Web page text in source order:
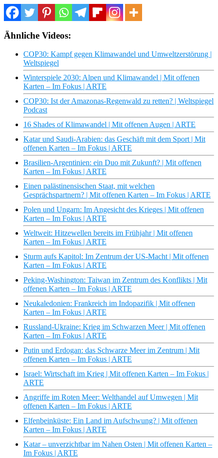
Ähnliche Videos:
COP30: Kampf gegen Klimawandel und Umweltzerstörung |
Weltspiegel
Winterspiele 2030: Alpen und Klimawandel | Mit offenen
Karten – Im Fokus | ARTE
COP30: Ist der Amazonas-Regenwald zu retten? | Weltspiegel
Podcast
16 Shades of Klimawandel | Mit offenen Augen | ARTE
Katar und Saudi-Arabien: das Geschäft mit dem Sport | Mit
offenen Karten – Im Fokus | ARTE
Brasilien-Argentinien: ein Duo mit Zukunft? | Mit offenen
Karten – Im Fokus | ARTE
Einen palästinensischen Staat, mit welchen
Gesprächspartnern? | Mit offenen Karten – Im Fokus | ARTE
Polen und Ungarn: Im Angesicht des Krieges | Mit offenen
Karten – Im Fokus | ARTE
Weltweit: Hitzewellen bereits im Frühjahr | Mit offenen
Karten – Im Fokus | ARTE
Sturm aufs Kapitol: Im Zentrum der US-Macht | Mit offenen
Karten – Im Fokus | ARTE
Peking-Washington: Taiwan im Zentrum des Konflikts | Mit
offenen Karten – Im Fokus | ARTE
Neukaledonien: Frankreich im Indopazifik | Mit offenen
Karten – Im Fokus | ARTE
Russland-Ukraine: Krieg im Schwarzen Meer | Mit offenen
Karten – Im Fokus | ARTE
Putin und Erdogan: das Schwarze Meer im Zentrum | Mit
offenen Karten – Im Fokus | ARTE
Israel: Wirtschaft im Krieg | Mit offenen Karten – Im Fokus |
ARTE
Angriffe im Roten Meer: Welthandel auf Umwegen | Mit
offenen Karten – Im Fokus | ARTE
Elfenbeinküste: Ein Land im Aufschwung? | Mit offenen
Karten – Im Fokus | ARTE
Katar – unverzichtbar im Nahen Osten | Mit offenen Karten –
Im Fokus | ARTE